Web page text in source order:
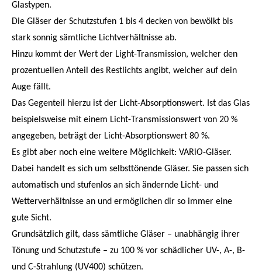
Glastypen.
Die Gläser der Schutzstufen 1 bis 4 decken von bewölkt bis
stark sonnig sämtliche Lichtverhältnisse ab.
Hinzu kommt der Wert der Light-Transmission, welcher den
prozentuellen Anteil des Restlichts angibt, welcher auf dein
Auge fällt.
Das Gegenteil hierzu ist der Licht-Absorptionswert. Ist das Glas
beispielsweise mit einem Licht-Transmissionswert von 20 %
angegeben, beträgt der Licht-Absorptionswert 80 %.
Es gibt aber noch eine weitere Möglichkeit: VARiO-Gläser.
Dabei handelt es sich um selbsttönende Gläser. Sie passen sich
automatisch und stufenlos an sich ändernde Licht- und
Wetterverhältnisse an und ermöglichen dir so immer eine
gute Sicht.
Grundsätzlich gilt, dass sämtliche Gläser – unabhängig ihrer
Tönung und Schutzstufe – zu 100 % vor schädlicher UV-, A-, B-
und C-Strahlung (UV400) schützen.